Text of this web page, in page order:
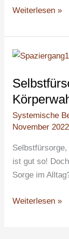
Weiterlesen »
Systemische
November 2022
ist gut so!
Sorge im
Selbstfürsorge
Weiterlesen »